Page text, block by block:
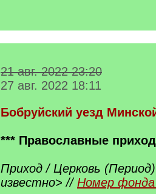
21 авг. 2022 23:20
27 авг. 2022 18:11
Бобруйский уезд
*** Православные
Приход / Церковь
известно> // Номер